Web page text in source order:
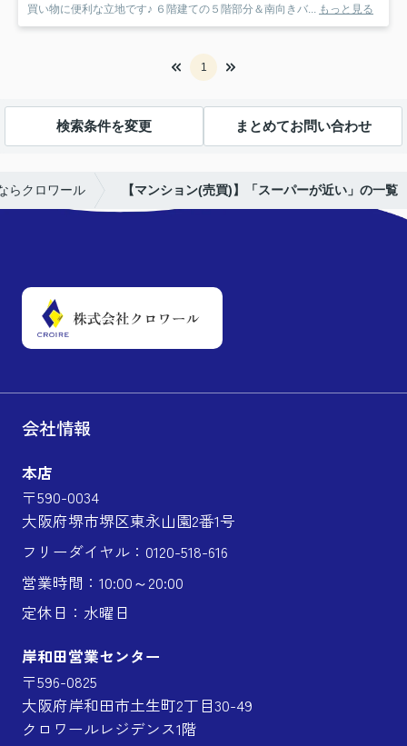
買い物に便利な立地です♪ ６階建ての５階部分＆南向きバ...
もっと見る
1
検索条件を変更 まとめてお問い合わせ
らクロワール 【マンション(売買)】「スーパーが近い」の一覧
会社情報
本店
〒590-0034
大阪府堺市堺区東永山園2番1号
フリーダイヤル：0120-518-616
営業時間：10:00～20:00
定休日：水曜日
岸和田営業センター
〒596-0825
大阪府岸和田市土生町2丁目30-49
クロワールレジデンス1階